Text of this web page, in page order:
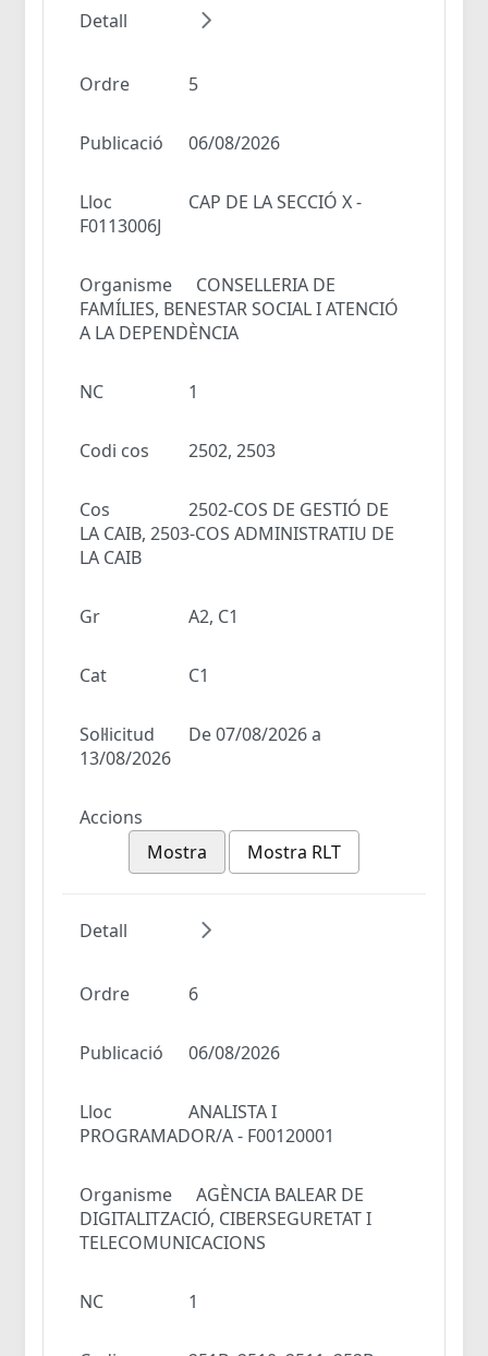
Detall
Ordre 5
Publicació 06/08/2026
Lloc
CAP DE LA SECCIÓ X -
F0113006J
Organisme
CONSELLERIA DE
FAMÍLIES, BENESTAR SOCIAL I ATENCIÓ
A LA DEPENDÈNCIA
NC 1
Codi cos 2502, 2503
Cos
2502-COS DE GESTIÓ DE
LA CAIB, 2503-COS ADMINISTRATIU DE
LA CAIB
Gr A2, C1
Cat C1
Sol·licitud
De 07/08/2026 a
13/08/2026
Accions
Mostra
Mostra RLT
Detall
Ordre 6
Publicació 06/08/2026
Lloc
ANALISTA I
PROGRAMADOR/A - F00120001
Organisme
AGÈNCIA BALEAR DE
DIGITALITZACIÓ, CIBERSEGURETAT I
TELECOMUNICACIONS
NC 1